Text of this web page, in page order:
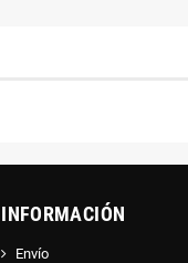
INFORMACIÓN
Envío